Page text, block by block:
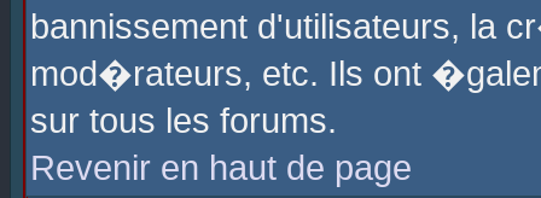
bannissement d'utilisateurs, la
mod�rateurs, etc. Ils ont
sur tous les forums.
Revenir en haut de page